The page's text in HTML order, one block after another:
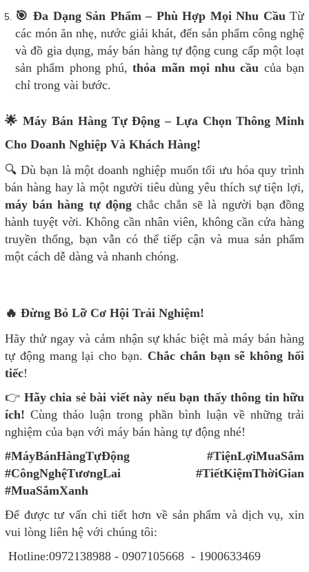
🎯 Đa Dạng Sản Phẩm – Phù Hợp Mọi Nhu Cầu Từ
các món ăn nhẹ, nước giải khát, đến sản phẩm công nghệ
và đồ gia dụng, máy bán hàng tự động cung cấp một loạt
sản phẩm phong phú,thỏa mãn mọi nhu cầu của bạn
chỉ trong vài bước.
🌟 Máy Bán Hàng Tự Động – Lựa Chọn Thông Minh
Cho Doanh Nghiệp Và Khách Hàng!
🔍 Dù bạn là một doanh nghiệp muốn tối ưu hóa quy trình
bán hàng hay là một người tiêu dùng yêu thích sự tiện lợi,
máy bán hàng tự độngchắc chắn sẽ là người bạn đồng
hành tuyệt vời. Không cần nhân viên, không cần cửa hàng
truyền thống, bạn vẫn có thể tiếp cận và mua sản phẩm
một cách dễ dàng và nhanh chóng.
🔥 Đừng Bỏ Lỡ Cơ Hội Trải Nghiệm!
Hãy thử ngay và cảm nhận sự khác biệt mà máy bán hàng
tự động mang lại cho bạn. Chắc chắn bạn sẽ không hối
tiếc!
👉 Hãy chia sẻ bài viết này nếu bạn thấy thông tin hữu
ích! Cùng thảo luận trong phần bình luận về những trải
nghiệm của bạn với máy bán hàng tự động nhé!
#MáyBánHàngTựĐộng #TiệnLợiMuaSắm
#CôngNghệTươngLai #TiếtKiệmThờiGian
#MuaSắmXanh
Để được tư vấn chi tiết hơn về sản phẩm và dịch vụ, xin
vui lòng liên hệ với chúng tôi:
Hotline:0972138988 - 0907105668 - 1900633469